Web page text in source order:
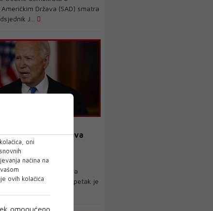
Država (SAD) smatra
J...
duboka država
o Bidenovom
zdravlju
ruskog ministarstva
Maria Zaharova u petak je
oni
načina na
ovih kolačića
omogućeno